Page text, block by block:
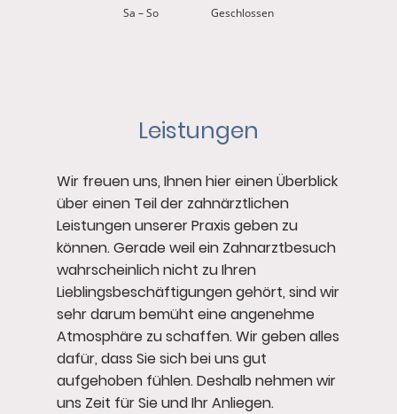
Sa –So Geschlossen
Leistungen
Wir freuen uns, Ihnen hier einen Überblick
über einen Teil der zahnärztlichen
Leistungen unserer Praxis geben zu
können. Gerade weil ein Zahnarztbesuch
wahrscheinlich nicht zu Ihren
Lieblingsbeschäftigungen gehört, sind wir
sehr darum bemüht eine angenehme
Atmosphäre zu schaffen. Wir geben alles
dafür, dass Sie sich bei uns gut
aufgehoben fühlen. Deshalb nehmen wir
uns Zeit für Sie und Ihr Anliegen.